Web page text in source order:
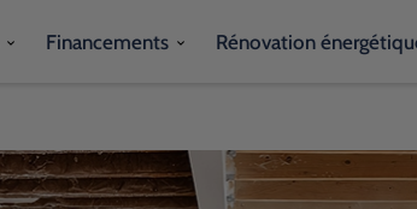
Financements Rénovation